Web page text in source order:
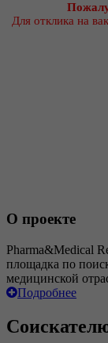
Для отклика на
О проекте
Pharma&Medical
площадка по
медицинской
Подробнее